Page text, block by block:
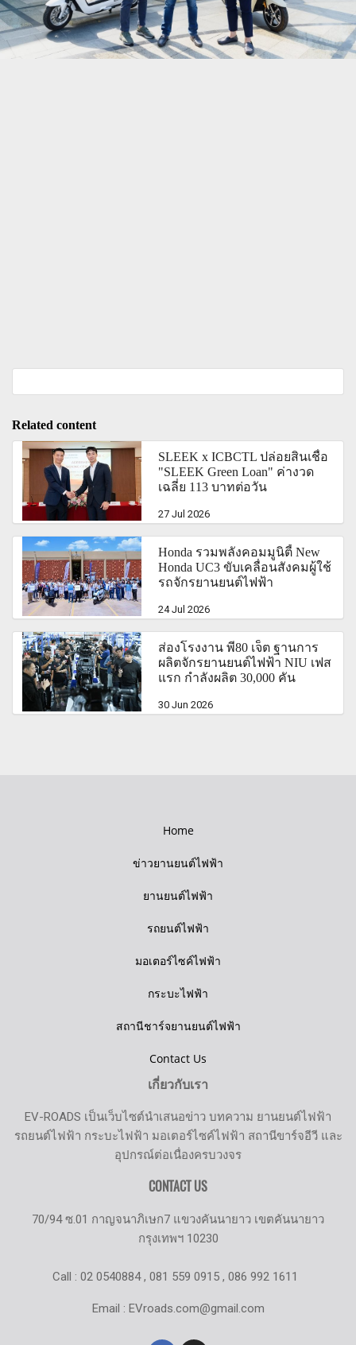
Related content
SLEEK x ICBCTL ปล่อยสินเชื่อ
"SLEEK Green Loan" ค่างวด
เฉลี่ย 113 บาทต่อวัน
27 Jul 2026
Honda รวมพลังคอมมูนิตี้ New
Honda UC3 ขับเคลื่อนสังคมผู้ใช้
รถจักรยานยนต์ไฟฟ้า
24 Jul 2026
ส่องโรงงาน พี80 เจ็ต ฐานการ
ผลิตจักรยานยนต์ไฟฟ้า NIU เฟส
แรก กำลังผลิต 30,000 คัน
30 Jun 2026
Home
ข่าวยานยนต์ไฟฟ้า
ยานยนต์ไฟฟ้า
รถยนต์ไฟฟ้า
มอเตอร์ไซค์ไฟฟ้า
กระบะไฟฟ้า
สถานีชาร์จยานยนต์ไฟฟ้า
Contact Us
เกี่ยวกับเรา
EV-ROADS เป็นเว็บไซต์นำเสนอข่าว บทความ ยานยนต์ไฟฟ้า
รถยนต์ไฟฟ้า กระบะไฟฟ้า มอเตอร์ไซค์ไฟฟ้า สถานีขาร์จอีวี และ
อุปกรณ์ต่อเนื่องครบวงจร
CONTACT US
70/94 ซ.01 กาญจนาภิเษก7 แขวงคันนายาว เขตคันนายาว
กรุงเทพฯ 10230
Call : 02 0540884 , 081 559 0915 , 086 992 1611
Email : EVroads.com@gmail.com